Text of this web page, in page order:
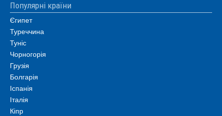
Популярні країни
Єгипет
Туреччина
Туніс
Чорногорія
Грузія
Болгарія
Іспанія
Італія
Кіпр